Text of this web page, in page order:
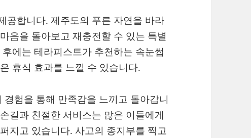
공합니다. 제주도의 푸른 자연을 바라
음을 돌아보고 재충전할 수 있는 특별
에는 테라피스트가 추천하는 속눈썹
휴식 효과를 느낄 수 있습니다.
험을 통해 만족감을 느끼고 돌아갑니
길과 친절한 서비스는 많은 이들에게
지고 있습니다. 사고의 종지부를 찍고